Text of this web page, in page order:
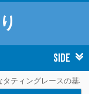
SIDE
ティングレースの基